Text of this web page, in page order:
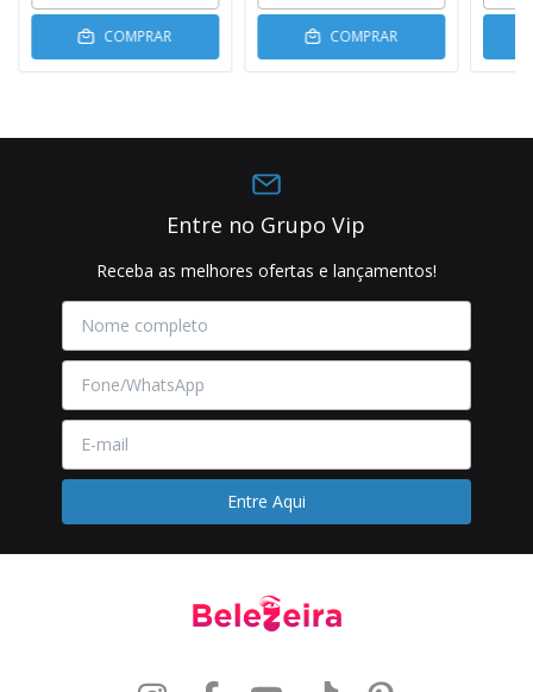
COMPRAR COMPRAR
Entre no Grupo Vip
Receba as melhores ofertas e lançamentos!